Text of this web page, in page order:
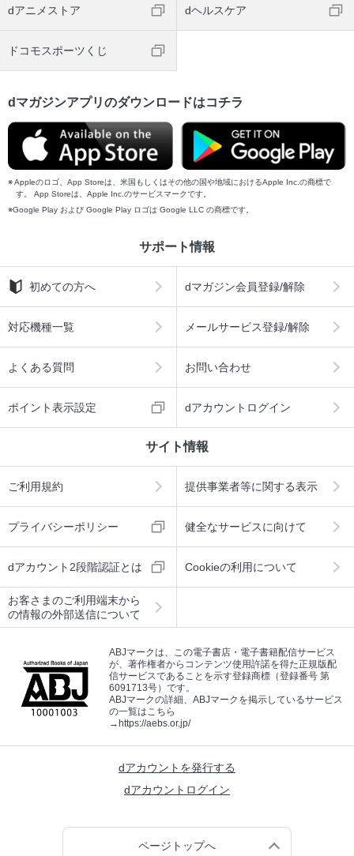
dアニメストア dヘルスケア
ドコモスポーツくじ
dマガジンアプリのダウンロードはコチラ
Appleのロゴ、App Storeは、米国もしくはその他の国や地域におけるApple Inc.の商標で
す。 App Storeは、Apple Inc.のサービスマークです。
Google Play および Google Play ロゴは Google LLC の商標です。
サポート情報
初めての方へ dマガジン会員登録/解除
対応機種一覧 メールサービス登録/解除
よくある質問 お問い合わせ
ポイント表示設定 dアカウントログイン
サイト情報
ご利用規約 提供事業者等に関する表示
プライバシーポリシー 健全なサービスに向けて
dアカウント2段階認証とは Cookieの利用について
お客さまのご利用端末から
の情報の外部送信について
ABJマークは、この電子書店・電子書籍配信サービス
が、著作権者からコンテンツ使用許諾を得た正規版配
信サービスであることを示す登録商標（登録番号 第
6091713号）です。
ABJマークの詳細、ABJマークを掲示しているサービス
の一覧はこちら
→ https://aebs.or.jp/
dアカウントを発行する
dアカウントログイン
ページトップへ